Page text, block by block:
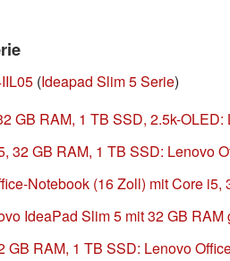
(Ideapad Slim 5 Serie)
GB RAM, 1 TB SSD, 2.5k-OLED:
32 GB RAM, 1 TB SSD: Lenovo
Notebook (16 Zoll) mit Core i5,
IdeaPad Slim 5 mit 32 GB RAM
GB RAM, 1 TB SSD: Lenovo